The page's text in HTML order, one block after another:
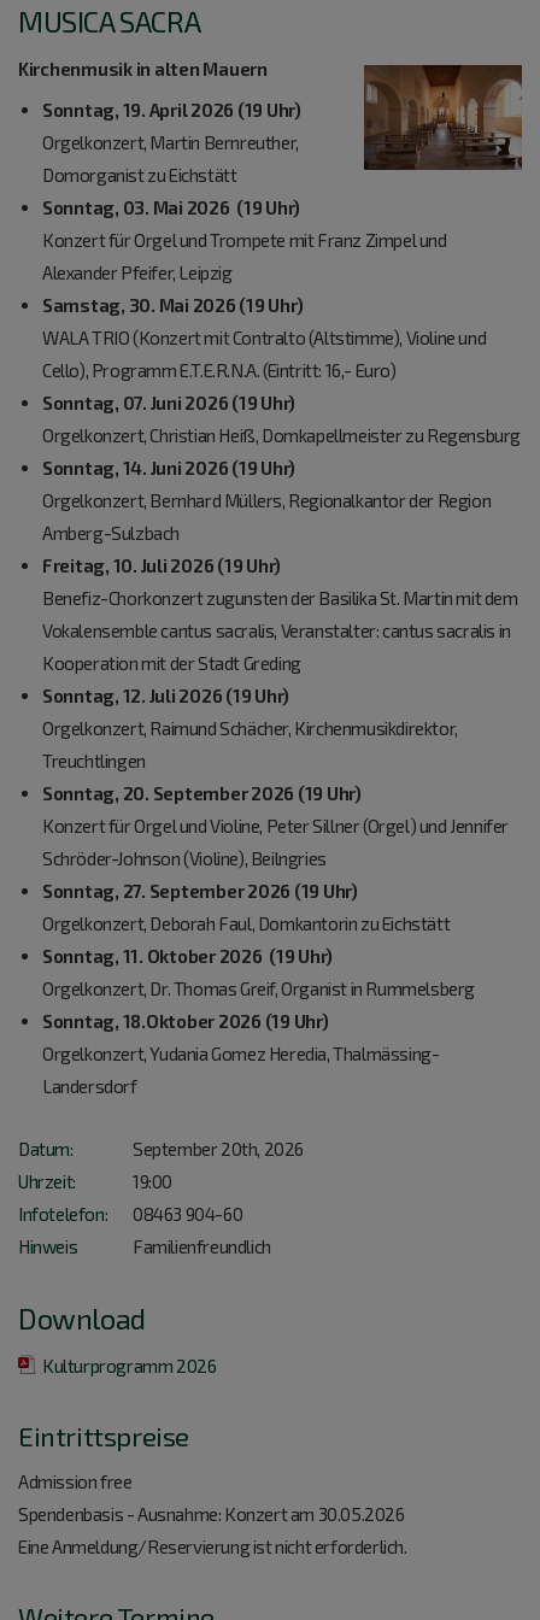
MUSICA SACRA
Kirchenmusik in alten Mauern
Sonntag, 19. April 2026 (19 Uhr)
Orgelkonzert, Martin Bernreuther,
Domorganist zu Eichstätt
Sonntag, 03. Mai 2026 (19 Uhr)
Konzert für Orgel und Trompete mit Franz Zimpel und
Alexander Pfeifer, Leipzig
Samstag, 30. Mai 2026 (19 Uhr)
WALA TRIO (Konzert mit Contralto (Altstimme), Violine und
Cello), Programm E.T.E.R.N.A. (Eintritt: 16,- Euro)
Sonntag, 07. Juni 2026 (19 Uhr)
Orgelkonzert, Christian Heiß, Domkapellmeister zu Regensburg
Sonntag, 14. Juni 2026 (19 Uhr)
Orgelkonzert, Bernhard Müllers, Regionalkantor der Region
Amberg-Sulzbach
Freitag, 10. Juli 2026 (19 Uhr)
Benefiz-Chorkonzert zugunsten der Basilika St. Martin mit dem
Vokalensemble cantus sacralis, Veranstalter: cantus sacralis in
Kooperation mit der Stadt Greding
Sonntag, 12. Juli 2026 (19 Uhr)
Orgelkonzert, Raimund Schächer, Kirchenmusikdirektor,
Treuchtlingen
Sonntag, 20. September 2026 (19 Uhr)
Konzert für Orgel und Violine, Peter Sillner (Orgel) und Jennifer
Schröder-Johnson (Violine), Beilngries
Sonntag, 27. September 2026 (19 Uhr)
Orgelkonzert, Deborah Faul, Domkantorin zu Eichstätt
Sonntag, 11. Oktober 2026 (19 Uhr)
Orgelkonzert, Dr. Thomas Greif, Organist in Rummelsberg
Sonntag, 18.Oktober 2026 (19 Uhr)
Orgelkonzert, Yudania Gomez Heredia, Thalmässing-
Landersdorf
Datum: September 20th, 2026
Uhrzeit:
19:00
Infotelefon:
08463 904-60
Hinweis
Familienfreundlich
Download
Kulturprogramm 2026
Eintrittspreise
Admission free
Spendenbasis - Ausnahme: Konzert am 30.05.2026
Eine Anmeldung/Reservierung ist nicht erforderlich.